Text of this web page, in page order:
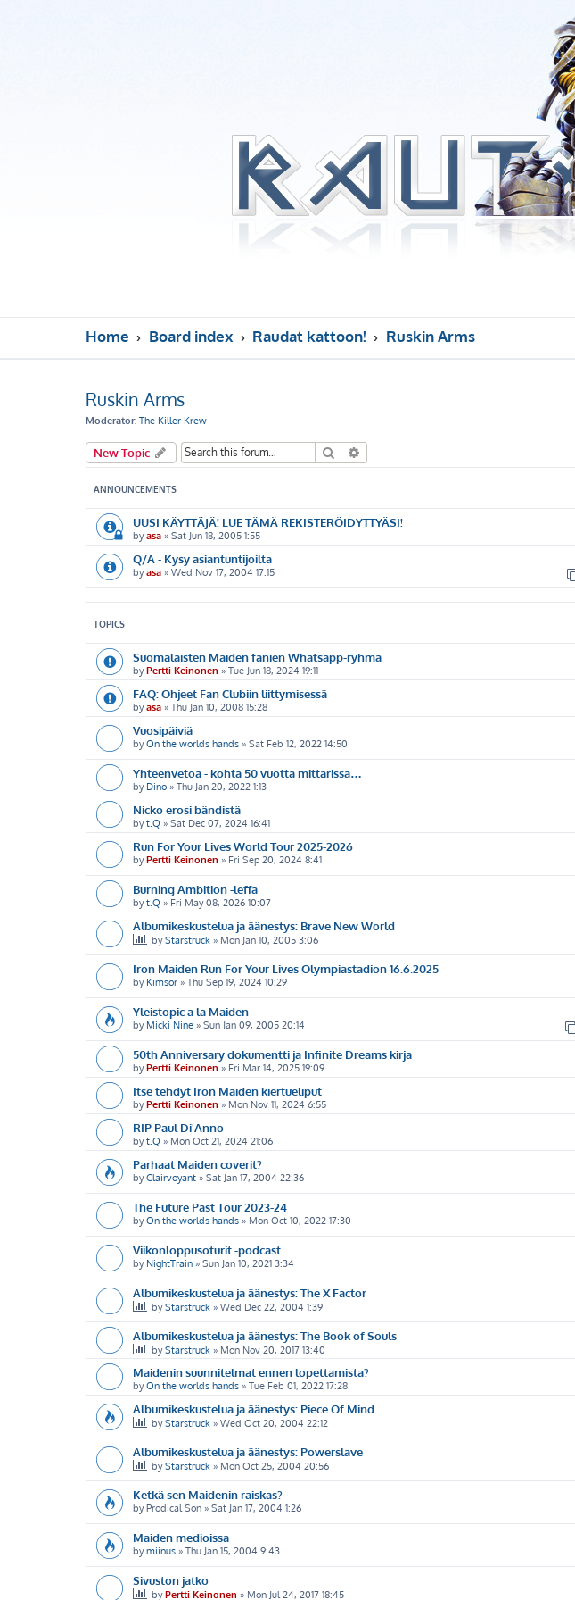
Home Board index Raudat kattoon! Ruskin Arms
Ruskin Arms
Moderator: The Killer Krew
New Topic Search
ANNOUNCEMENTS
UUSI KÄYTTÄJÄ! LUE TÄMÄ REKISTERÖIDYTTYÄSI!
byasa » Sat Jun 18, 2005 1:55
Q/A - Kysy asiantuntijoilta
byasa » Wed Nov 17, 2004 17:15
TOPICS
Suomalaisten Maiden fanien Whatsapp-ryhmä
byPertti Keinonen » Tue Jun 18, 2024 19:11
FAQ: Ohjeet Fan Clubiin liittymisessä
byasa » Thu Jan 10, 2008 15:28
Vuosipäiviä
byOn the worlds hands » Sat Feb 12, 2022 14:50
Yhteenvetoa - kohta 50 vuotta mittarissa…
by Dino » Thu Jan 20, 2022 1:13
Nicko erosi bändistä
byt.Q » Sat Dec 07, 2024 16:41
Run For Your Lives World Tour 2025-2026
byPertti Keinonen » Fri Sep 20, 2024 8:41
Burning Ambition -leffa
byt.Q » Fri May 08, 2026 10:07
Albumikeskustelua ja äänestys: Brave New World
byStarstruck » Mon Jan 10, 2005 3:06
Iron Maiden Run For Your Lives Olympiastadion 16.6.2025
by Kimsor » Thu Sep 19, 2024 10:29
Yleistopic a la Maiden
by Micki Nine » Sun Jan 09, 2005 20:14
50th Anniversary dokumentti ja Infinite Dreams kirja
byPertti Keinonen » Fri Mar 14, 2025 19:09
Itse tehdyt Iron Maiden kiertueliput
byPertti Keinonen » Mon Nov 11, 2024 6:55
RIP Paul Di'Anno
byt.Q » Mon Oct 21, 2024 21:06
Parhaat Maiden coverit?
byClairvoyant » Sat Jan 17, 2004 22:36
The Future Past Tour 2023-24
byOn the worlds hands » Mon Oct 10, 2022 17:30
Viikonloppusoturit -podcast
by NightTrain » Sun Jan 10, 2021 3:34
Albumikeskustelua ja äänestys: The X Factor
byStarstruck » Wed Dec 22, 2004 1:39
Albumikeskustelua ja äänestys: The Book of Souls
byStarstruck » Mon Nov 20, 2017 13:40
Maidenin suunnitelmat ennen lopettamista?
byOn the worlds hands » Tue Feb 01, 2022 17:28
Albumikeskustelua ja äänestys: Piece Of Mind
byStarstruck » Wed Oct 20, 2004 22:12
Albumikeskustelua ja äänestys: Powerslave
byStarstruck » Mon Oct 25, 2004 20:56
Ketkä sen Maidenin raiskas?
byProdical Son » Sat Jan 17, 2004 1:26
Maiden medioissa
bymiinus » Thu Jan 15, 2004 9:43
Sivuston jatko
byPertti Keinonen » Mon Jul 24, 2017 18:45